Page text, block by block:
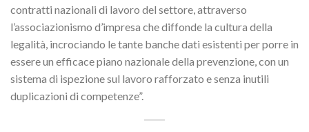
contratti nazionali di lavoro del settore, attraverso
l’associazionismo d’impresa che diffonde la cultura della
legalità, incrociando le tante banche dati esistenti per porre in
essere un efficace piano nazionale della prevenzione, con un
sistema di ispezione sul lavoro rafforzato e senza inutili
duplicazioni di competenze”.